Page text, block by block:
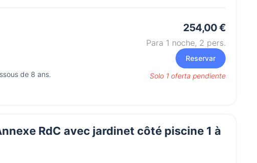
de 8 ans.
254,00 €
Para 1 noche, 2 pers.
Reservar
Solo 1 oferta pendiente
RdC avec jardinet côté piscine 1 à